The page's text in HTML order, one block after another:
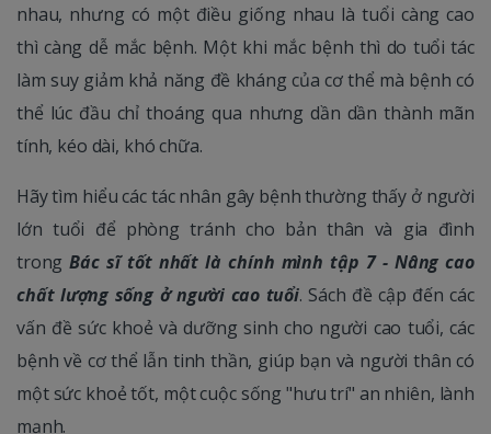
nhau, nhưng có một điều giống nhau là tuổi càng cao
thì càng dễ mắc bệnh. Một khi mắc bệnh thì do tuổi tác
làm suy giảm khả năng đề kháng của cơ thể mà bệnh có
thể lúc đầu chỉ thoáng qua nhưng dần dần thành mãn
tính, kéo dài, khó chữa.
Hãy tìm hiểu các tác nhân gây bệnh thường thấy ở người
lớn tuổi để phòng tránh cho bản thân và gia đình
trong Bác sĩ tốt nhất là chính mình tập 7 - Nâng cao
chất lượng sống ở người cao tuổi. Sách đề cập đến các
vấn đề sức khoẻ và dưỡng sinh cho người cao tuổi, các
bệnh về cơ thể lẫn tinh thần, giúp bạn và người thân có
một sức khoẻ tốt, một cuộc sống "hưu trí" an nhiên, lành
mạnh.